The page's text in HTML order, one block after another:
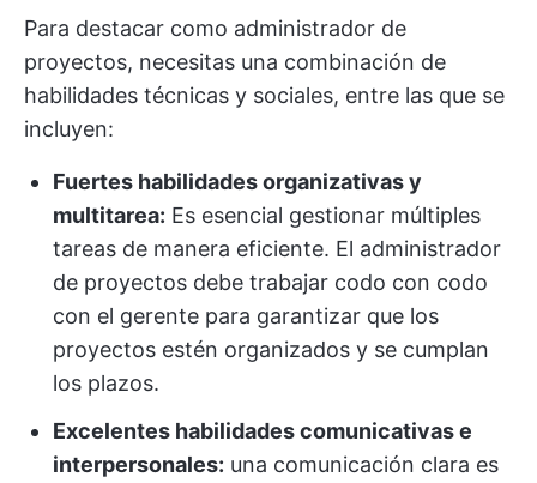
Para destacar como administrador de
proyectos, necesitas una combinación de
habilidades técnicas y sociales, entre las que se
incluyen:
Fuertes habilidades organizativas y
multitarea: Es esencial gestionar múltiples
tareas de manera eficiente. El administrador
de proyectos debe trabajar codo con codo
con el gerente para garantizar que los
proyectos estén organizados y se cumplan
los plazos.
Excelentes habilidades comunicativas e
interpersonales: una comunicación clara es